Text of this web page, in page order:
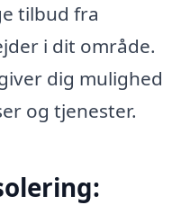
tilbud fra
i dit område.
dig mulighed
og tjenester.